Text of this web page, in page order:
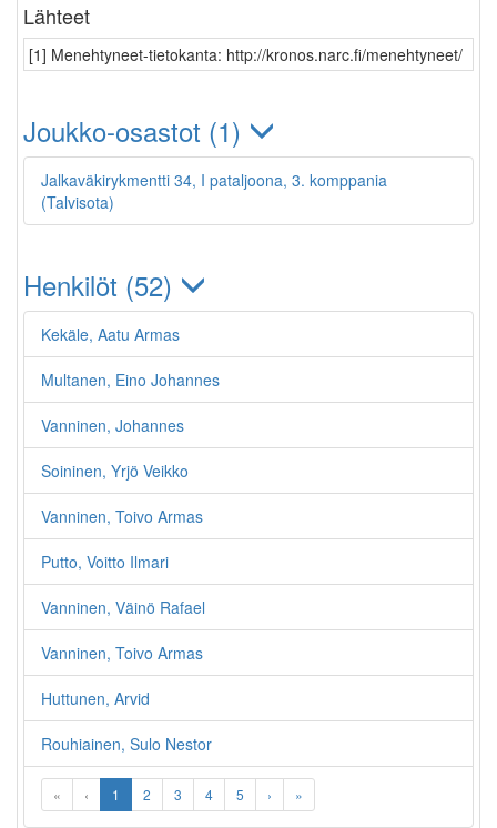
Lähteet
[1] Menehtyneet-tietokanta: http://kronos.narc.fi/menehtyneet/
Joukko-osastot (1)
Jalkaväkirykmentti 34, I pataljoona, 3. komppania
(Talvisota)
Henkilöt (52)
Kekäle, Aatu Armas
Multanen, Eino Johannes
Vanninen, Johannes
Soininen, Yrjö Veikko
Vanninen, Toivo Armas
Putto, Voitto Ilmari
Vanninen, Väinö Rafael
Vanninen, Toivo Armas
Huttunen, Arvid
Rouhiainen, Sulo Nestor
« ‹ 1 2 3 4 5 › »